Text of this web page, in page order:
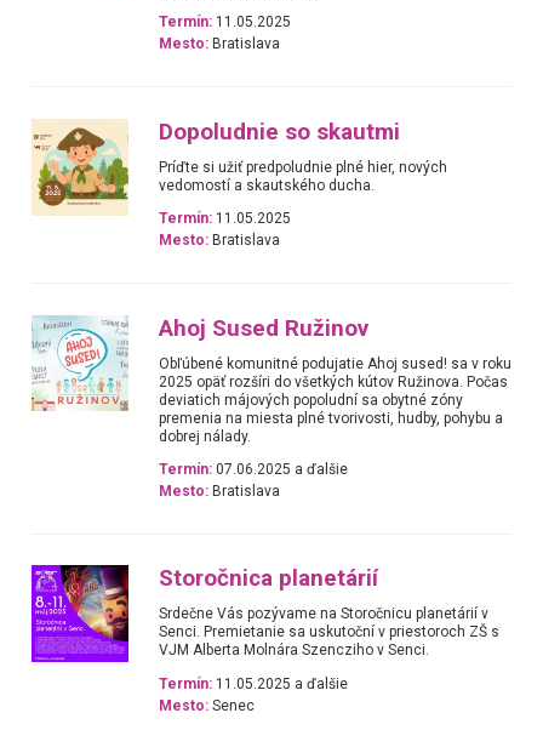
Termín: 11.05.2025
Mesto: Bratislava
Dopoludnie so skautmi
Príďte si užiť predpoludnie plné hier, nových
vedomostí a skautského ducha.
Termín: 11.05.2025
Mesto: Bratislava
Ahoj Sused Ružinov
Obľúbené komunitné podujatie Ahoj sused! sa v roku
2025 opäť rozšíri do všetkých kútov Ružinova. Počas
deviatich májových popoludní sa obytné zóny
premenia na miesta plné tvorivosti, hudby, pohybu a
dobrej nálady.
Termín: 07.06.2025 a ďalšie
Mesto: Bratislava
Storočnica planetárií
Srdečne Vás pozývame na Storočnicu planetárií v
Senci. Premietanie sa uskutoční v priestoroch ZŠ s
VJM Alberta Molnára Szencziho v Senci.
Termín: 11.05.2025 a ďalšie
Mesto: Senec